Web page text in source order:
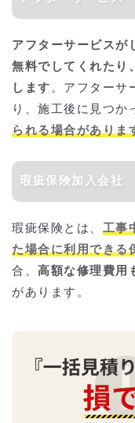
アフターサービスが
無料でしてくれたり
します 。アフターサ
り、施工後に見つか
られる場合がありま
瑕疵保険加入会社
瑕疵保険とは、 工事
た場合に利用できる
合、 高額な修理費用
があります。